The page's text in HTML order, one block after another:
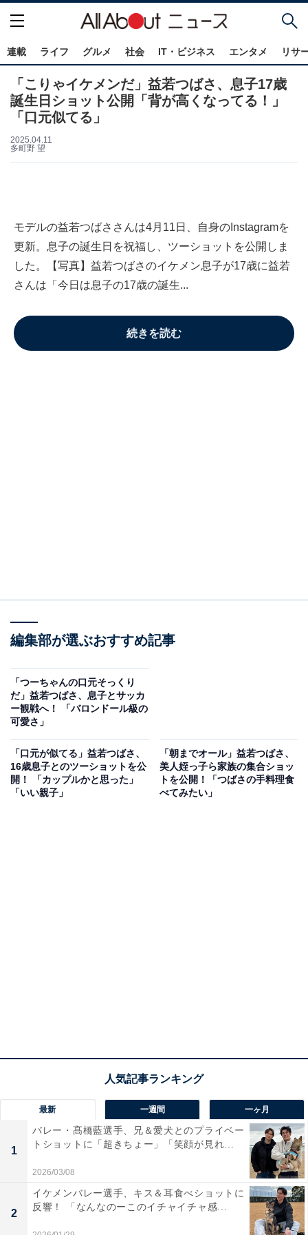
連載 ライフ グルメ 社会 IT・ビジネス エンタメ リサ
「こりゃイケメンだ」益若つばさ、息子17歳
誕生日ショット公開「背が高くなってる！」
「口元似てる」
2025.04.11
多町野 望
モデルの益若つばささんは4月11日、自身のInstagramを
更新。息子の誕生日を祝福し、ツーショットを公開しま
した。【写真】益若つばさのイケメン息子が17歳に益若
さんは「今日は息子の17歳の誕生...
続きを読む
編集部が選ぶおすすめ記事
「つーちゃんの口元そっくり
だ」益若つばさ、息子とサッカ
ー観戦へ！ 「バロンドール級の
可愛さ」
「口元が似てる」益若つばさ、
16歳息子とのツーショットを公
開！ 「カップルかと思った」
「いい親子」
「朝までオール」益若つばさ、
美人姪っ子ら家族の集合ショッ
トを公開！「つばさの手料理食
べてみたい」
最新 一週間 一ヶ月
1
バレー・髙橋藍選手、兄＆愛犬とのプライベー
トショットに「超きちょー」「笑顔が見れ...
2026/03/08
2
イケメンバレー選手、キス＆耳食べショットに
反響！ 「なんなのーこのイチャイチャ感...